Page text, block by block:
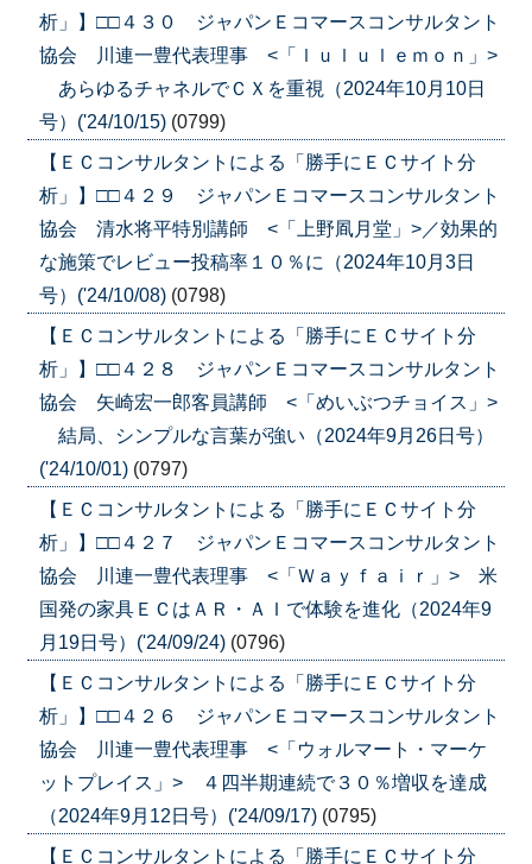
析」】□□４３０ ジャパンＥコマースコンサルタント
協会 川連一豊代表理事 <「ｌｕｌｕｌｅｍｏｎ」>
あらゆるチャネルでＣＸを重視（2024年10月10日
号）('24/10/15) (0799)
【ＥＣコンサルタントによる「勝手にＥＣサイト分
析」】□□４２９ ジャパンＥコマースコンサルタント
協会 清水将平特別講師 <「上野凮月堂」>／効果的
な施策でレビュー投稿率１０％に（2024年10月3日
号）('24/10/08) (0798)
【ＥＣコンサルタントによる「勝手にＥＣサイト分
析」】□□４２８ ジャパンＥコマースコンサルタント
協会 矢崎宏一郎客員講師 <「めいぶつチョイス」>
結局、シンプルな言葉が強い（2024年9月26日号）
('24/10/01) (0797)
【ＥＣコンサルタントによる「勝手にＥＣサイト分
析」】□□４２７ ジャパンＥコマースコンサルタント
協会 川連一豊代表理事 <「Ｗａｙｆａｉｒ」> 米
国発の家具ＥＣはＡＲ・ＡＩで体験を進化（2024年9
月19日号）('24/09/24) (0796)
【ＥＣコンサルタントによる「勝手にＥＣサイト分
析」】□□４２６ ジャパンＥコマースコンサルタント
協会 川連一豊代表理事 <「ウォルマート・マーケ
ットプレイス」> ４四半期連続で３０％増収を達成
（2024年9月12日号）('24/09/17) (0795)
【ＥＣコンサルタントによる「勝手にＥＣサイト分